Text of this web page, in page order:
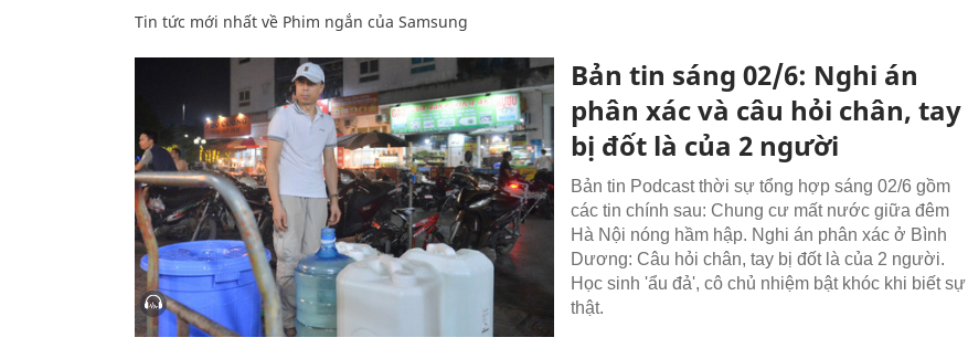
Tin tức mới nhất về Phim ngắn của Samsung
Bản tin sáng 02/6: Nghi án
phân xác và câu hỏi chân, tay
bị đốt là của 2 người
Bản tin Podcast thời sự tổng hợp sáng 02/6 gồm
các tin chính sau: Chung cư mất nước giữa đêm
Hà Nội nóng hầm hập. Nghi án phân xác ở Bình
Dương: Câu hỏi chân, tay bị đốt là của 2 người.
Học sinh 'ẩu đả', cô chủ nhiệm bật khóc khi biết sự
thật.